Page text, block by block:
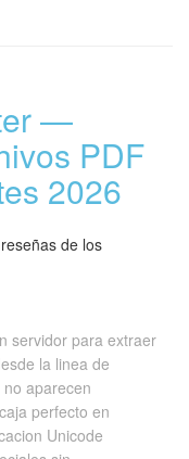
—
PDF
2026
de los
servidor para extraer
la linea de
aparecen
perfecto en
Unicode